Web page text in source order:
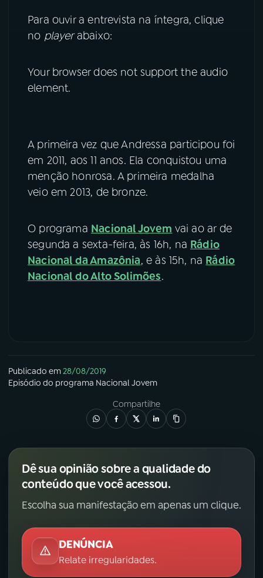
Para ouvir a entrevista na íntegra, clique
no playerabaixo:
Your browser does not support the audio
element.
A primeira vez que Andressa participou foi
em 2011, aos 11 anos. Ela conquistou uma
menção honrosa. A primeira medalha
veio em 2013, de bronze.
O programa Nacional Jovem vai ao ar de
segunda a sexta-feira, às 16h, na Rádio
Nacional da Amazônia, e às 15h, na Rádio
Nacional do Alto Solimões.
Publicado em28/08/2019
Episódio do programa Nacional Jovem
Compartilhe
Dê sua opinião sobre a qualidade do
conteúdo que você acessou.
Escolha sua manifestação em apenas um clique.
DENÚNCIA
Relate irregularidades.